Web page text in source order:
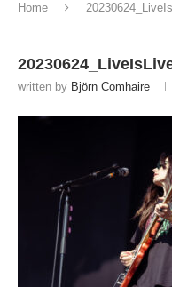
Home
written by Björn Comhaire